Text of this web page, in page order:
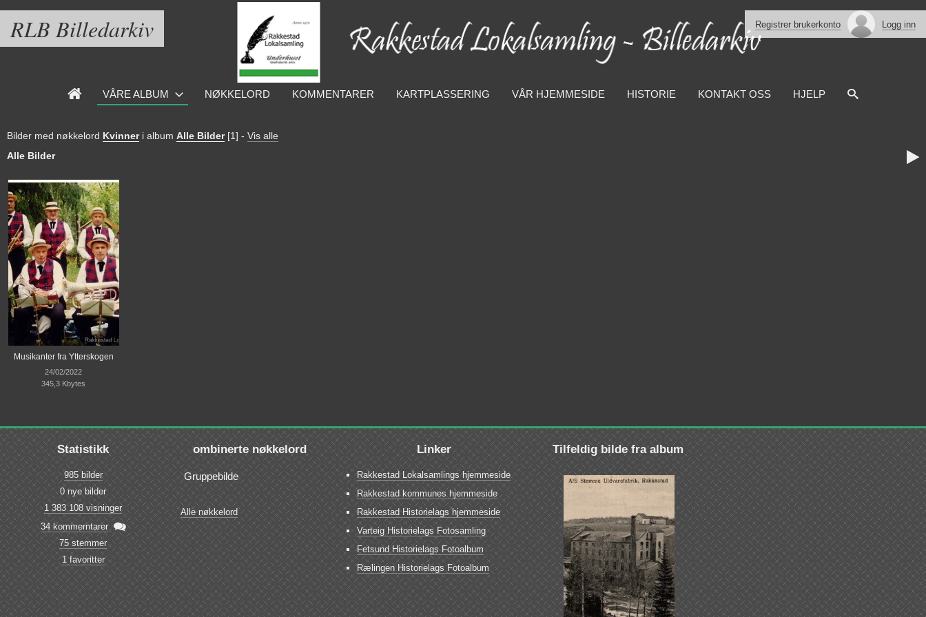
RLB Billedarkiv Registrer brukerkonto Logg inn
VÅRE ALBUM NØKKELORD KOMMENTARER KARTPLASSERING VÅR HJEMMESIDE HISTORIE KONTAKT OSS HJELP
Bilder med nøkkelord Kvinneri album Alle Bilder [1] - Vis alle
Alle Bilder

Musikanter fra Ytterskogen
24/02/2022
345,3 Kbytes
Statistikk
985 bilder
0 nye bilder
1 383 108 visninger
34 kommerntarer 
75 stemmer
1 favoritter
ombinerte nøkkelord
Gruppebilde
Alle nøkkelord
Linker
Rakkestad Lokalsamlings hjemmeside
Rakkestad kommunes hjemmeside
Rakkestad Historielags hjemmeside
Varteig Historielags Fotosamling
Fetsund Historielags Fotoalbum
Rælingen Historielags Fotoalbum
Tilfeldig bilde fra album